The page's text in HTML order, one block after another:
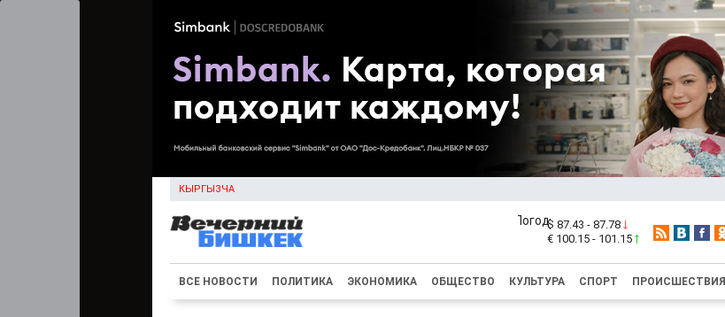
КЫРГЫЗЧА
$ 87.43 - 87.78
€ 100.15 - 101.15
ВСЕ НОВОСТИ ПОЛИТИКА ЭКОНОМИКА ОБЩЕСТВО КУЛЬТУРА СПОРТ ПРОИСШЕСТВИЯ